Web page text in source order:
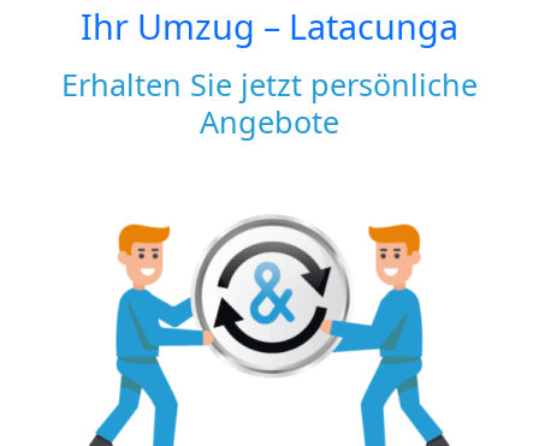
Ihr Umzug – Latacunga
Erhalten Sie jetzt persönliche
Angebote